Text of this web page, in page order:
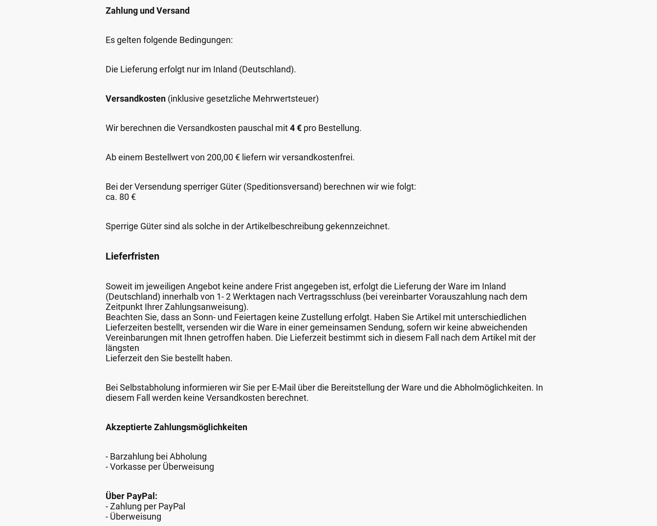
Zahlung und Versand
Es gelten folgende Bedingungen:
Die Lieferung erfolgt nur im Inland (Deutschland).
Versandkosten (inklusive gesetzliche Mehrwertsteuer)
Wir berechnen die Versandkosten pauschal mit4 € pro Bestellung.
Ab einem Bestellwert von 200,00 € liefern wir versandkostenfrei.
Bei der Versendung sperriger Güter (Speditionsversand) berechnen wir wie folgt:
ca. 80 €
Sperrige Güter sind als solche in der Artikelbeschreibung gekennzeichnet.
Lieferfristen
Soweit im jeweiligen Angebot keine andere Frist angegeben ist, erfolgt die Lieferung der Ware im Inland
(Deutschland) innerhalb von 1- 2 Werktagen nach Vertragsschluss (bei vereinbarter Vorauszahlung nach dem
Zeitpunkt Ihrer Zahlungsanweisung).
Beachten Sie, dass an Sonn- und Feiertagen keine Zustellung erfolgt. Haben Sie Artikel mit unterschiedlichen
Lieferzeiten bestellt, versenden wir die Ware in einer gemeinsamen Sendung, sofern wir keine abweichenden
Vereinbarungen mit Ihnen getroffen haben. Die Lieferzeit bestimmt sich in diesem Fall nach dem Artikel mit der
längsten
Lieferzeit den Sie bestellt haben.
Bei Selbstabholung informieren wir Sie per E-Mail über die Bereitstellung der Ware und die Abholmöglichkeiten. In
diesem Fall werden keine Versandkosten berechnet.
Akzeptierte Zahlungsmöglichkeiten
- Barzahlung bei Abholung
- Vorkasse per Überweisung
Über PayPal:
- Zahlung per PayPal
- Überweisung